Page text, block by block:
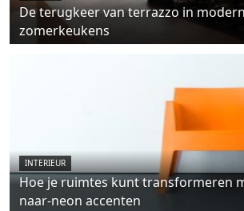
De terugkeer van terrazzo in
zomerkeukens
INTERIEUR
Hoe je ruimtes kunt transformeren
naar-neon accenten